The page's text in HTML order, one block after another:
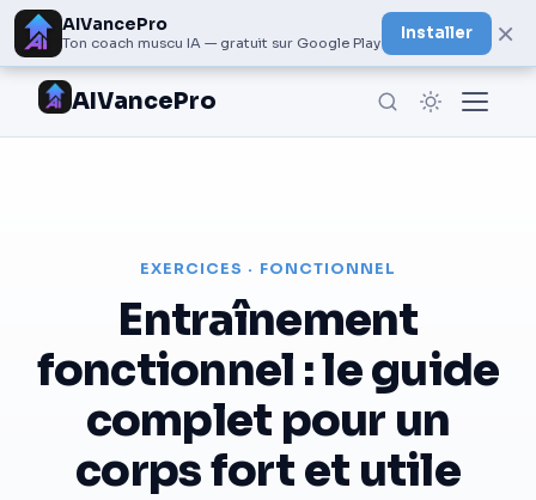
AIVancePro
Ton coach muscu IA — gratuit sur Google Play
Installer ×
AIVancePro
EXERCICES · FONCTIONNEL
Entraînement
fonctionnel : le guide
complet pour un
corps fort et utile